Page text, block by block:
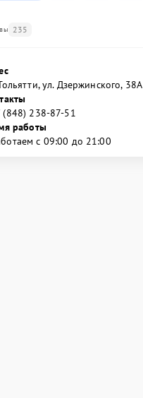
235
ул. Дзержинского, 38А
(848) 238-87-51
работы
с 09:00 до 21:00